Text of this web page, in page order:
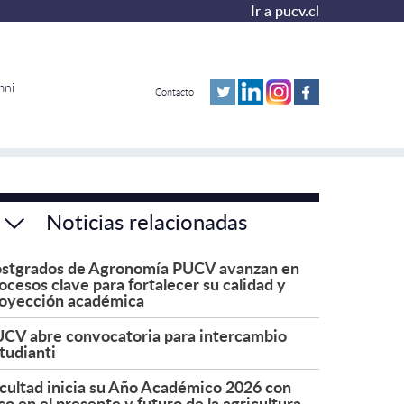
Ir a pucv.cl
Contacto
Noticias relacionadas
de Agronomía PUCV avanzan en
clave para fortalecer su calidad y
académica
abre convocatoria para intercambio
inicia su Año Académico 2026 con